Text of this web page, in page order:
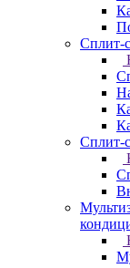
Сплит-
Сплит-